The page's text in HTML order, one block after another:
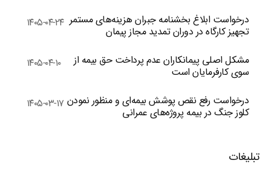
درخواست ابلاغ بخشنامه جبران هزینه‌های مستمر
تجهیز کارگاه در دوران تمدید مجاز پیمان
۱۴۰۵-۰۴-۲۴
مشکل اصلی پیمانکاران عدم پرداخت حق بیمه از
سوی کارفرمایان است
۱۴۰۵-۰۴-۱۰
درخواست رفع نقص پوشش بیمه‌ای و منظور نمودن
کلوز جنگ در بیمه پروژه‌های عمرانی
۱۴۰۵-۰۳-۱۷
تبلیغات